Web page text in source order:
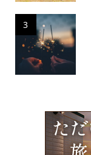
3